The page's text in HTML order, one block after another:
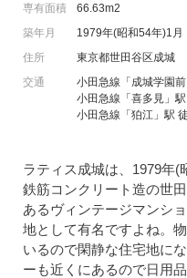
専有面積
66.63m2
築年月
1979年(昭和54年)1月
住所
東京都世田谷区成城
交通
小田急線「成城学園
小田急線「喜多見」
小田急線「狛江」駅
ラティス成城は、1979年(
鉄筋コンクリート造の世
あるヴィンテージマンシ
地として有名ですよね。
いるので閑静な住宅地に
ーも近くにあるので日用